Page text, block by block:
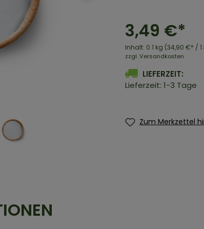
3,49 €*
Inhalt: 0.1 kg (34,90 €* / 1
zzgl. Versandkosten
LIEFERZEIT:
Lieferzeit: 1-3 Tage
Zum Merkzettel